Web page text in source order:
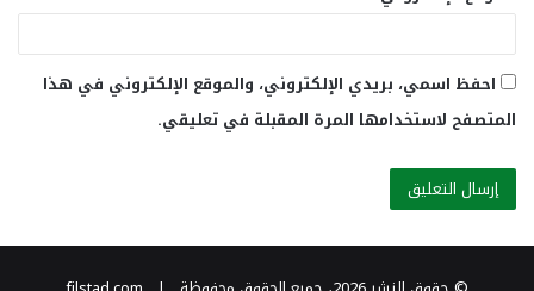
احفظ اسمي، بريدي الإلكتروني، والموقع الإلكتروني في هذا
المتصفح لاستخدامها المرة المقبلة في تعليقي.